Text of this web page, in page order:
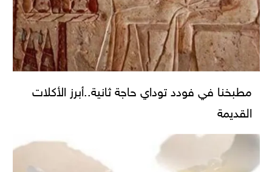
مطبخنا في فودد توداي حاجة ثانية..أبرز الأكلات
القديمة